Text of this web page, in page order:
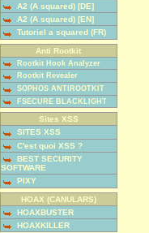
A2 (A squared) [DE]
A2 (A squared) [EN]
Tutoriel a squared (FR)
Anti Rootkit
Rootkit Hook Analyzer
Rootkit Revealer
SOPHOS ANTIROOTKIT
FSECURE BLACKLIGHT
Sites XSS
SITES XSS
C'est quoi XSS ?
BEST SECURITY
SOFTWARE
PIXY
HOAX (CANULARS)
HOAXBUSTER
HOAXKILLER